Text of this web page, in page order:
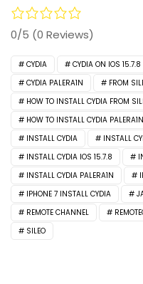
0/5 (0 Reviews)
CYDIA CYDIA ON IOS 15.7.8
CYDIA PALERA1N
FROM
HOW TO INSTALL CYDIA FROM
HOW TO INSTALL CYDIA PALERA1N
INSTALL CYDIA
INSTALL
INSTALL CYDIA IOS 15.7.8
INSTALL CYDIA PALERA1N
IPHONE 7 INSTALL CYDIA
REMOTE CHANNEL
SILEO